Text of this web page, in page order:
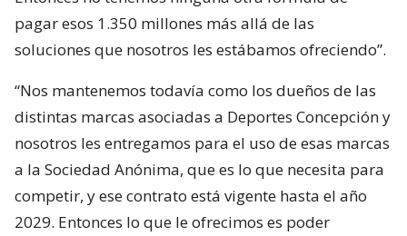
pagar esos 1.350 millones más allá de las
soluciones que nosotros les estábamos ofreciendo”.
“Nos mantenemos todavía como los dueños de las
distintas marcas asociadas a Deportes Concepción y
nosotros les entregamos para el uso de esas marcas
a la Sociedad Anónima, que es lo que necesita para
competir, y ese contrato está vigente hasta el año
2029. Entonces lo que le ofrecimos es poder